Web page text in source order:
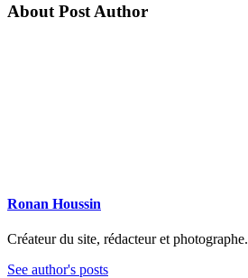
About Post Author
Ronan Houssin
Créateur du site, rédacteur et photographe.
See author's posts